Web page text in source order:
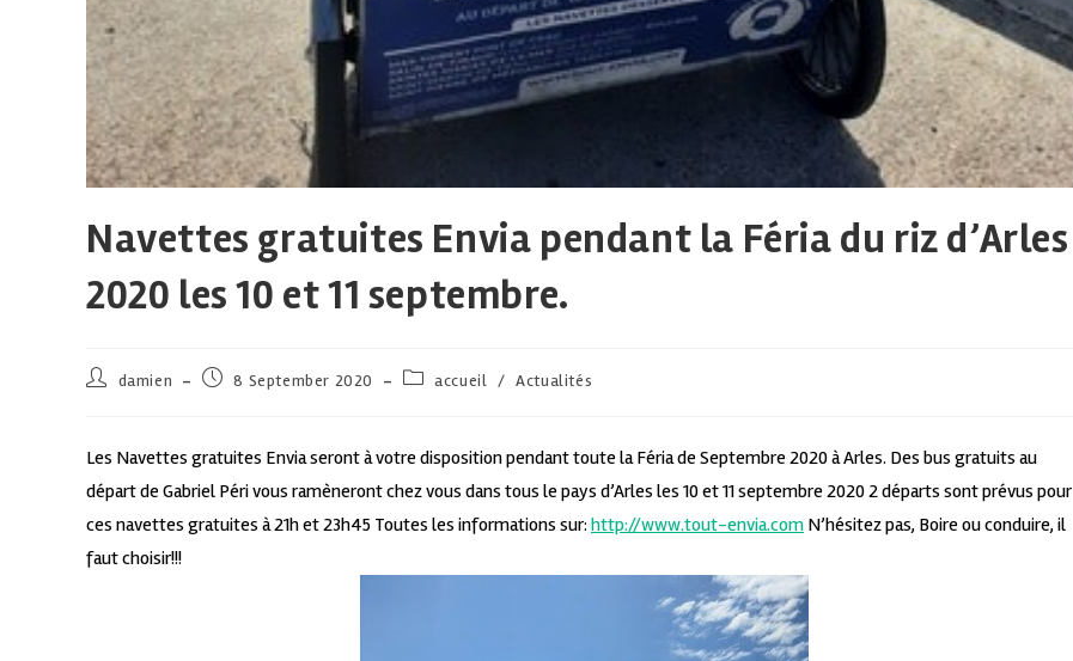
Navettes gratuites Envia pendant la Féria du riz d’Arles
2020 les 10 et 11 septembre.
damien 8 September 2020 accueil / Actualités
Les Navettes gratuites Envia seront à votre disposition pendant toute la Féria de Septembre 2020 à Arles. Des bus gratuits au
départ de Gabriel Péri vous ramèneront chez vous dans tous le pays d’Arles les 10 et 11 septembre 20202 départs sont prévus pour
ces navettes gratuites à 21h et 23h45 Toutes les informations sur: http://www.tout-envia.com N’hésitez pas, Boire ou conduire, il
faut choisir!!!